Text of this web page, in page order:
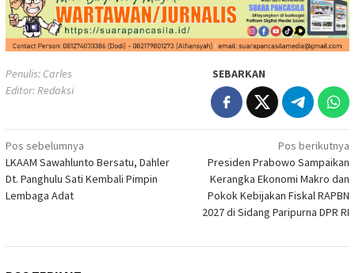
Penulis: Carles
Editor: Redaksi
SEBARKAN
Navigasi
pos
Pos sebelumnya
LKAAM Sawahlunto Bersatu, Dahler
Dt. Panghulu Sati Kembali Pimpin
Lembaga Adat
Pos berikutnya
Presiden Prabowo Sampaikan
Kerangka Ekonomi Makro dan
Pokok Kebijakan Fiskal RAPBN
2027 di Sidang Paripurna DPR RI